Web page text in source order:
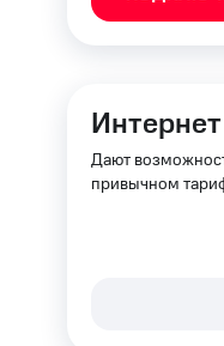
Интернет
Дают
привычном